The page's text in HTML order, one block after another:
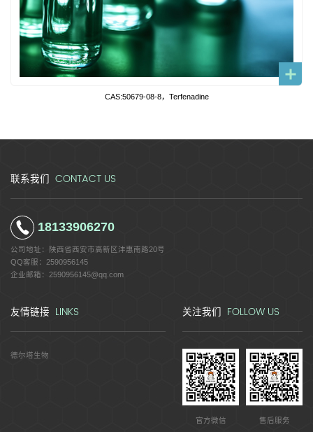
CAS:50679-08-8，Terfenadine
联系我们 CONTACT US
18133906270
公司地址：
陕西省西安市高新区沣惠南路20号
QQ客服： 2590956145
企业邮箱： 2590956145@qq.com
友情链接 LINKS
德尔塔生物
关注我们 FOLLOW US
官方微信 售后服务